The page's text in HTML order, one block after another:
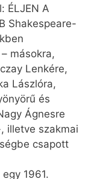
ÉLJEN A
Shakespeare-
másokra,
Lenkére,
Lászlóra,
és
Ágnesre
illetve szakmai
csapott
1961.